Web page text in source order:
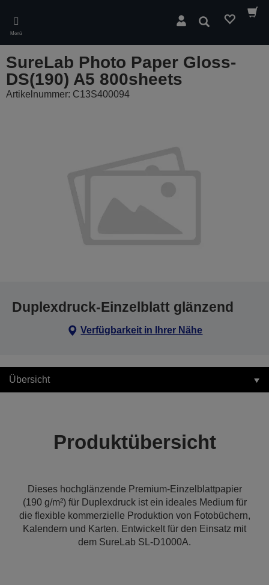
main
content
Menü
Suchen
SureLab Photo Paper Gloss-
DS(190) A5 800sheets
Artikelnummer: C13S400094
Duplexdruck-Einzelblatt glänzend
Verfügbarkeit in Ihrer Nähe
Übersicht
Produktübersicht
Dieses hochglänzende Premium-Einzelblattpapier
(190 g/m²) für Duplexdruck ist ein ideales Medium für
die flexible kommerzielle Produktion von Fotobüchern,
Kalendern und Karten. Entwickelt für den Einsatz mit
dem SureLab SL-D1000A.